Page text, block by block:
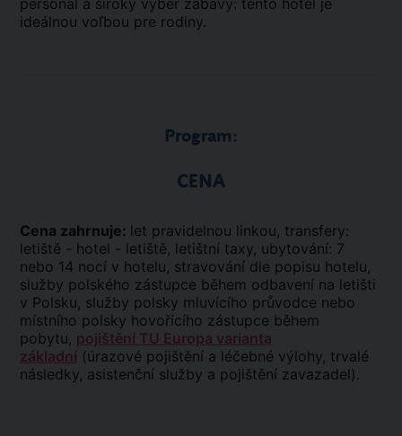
personál a široký výber zábavy: tento hotel je
ideálnou voľbou pre rodiny.
Program:
CENA
Cena zahrnuje: let pravidelnou linkou, transfery:
letiště - hotel - letiště, letištní taxy, ubytování: 7
nebo 14 nocí v hotelu, stravování dle popisu hotelu,
služby polského zástupce během odbavení na letišti
v Polsku, služby polsky mluvícího průvodce nebo
místního polsky hovořícího zástupce během
pobytu, pojištění TU Europa varianta
základní (úrazové pojištění a léčebné výlohy, trvalé
následky, asistenční služby a pojištění zavazadel).